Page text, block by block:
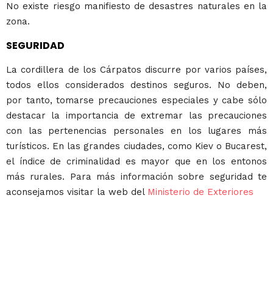
No existe riesgo manifiesto de desastres naturales en la
zona.
SEGURIDAD
La cordillera de los Cárpatos discurre por varios países,
todos ellos considerados destinos seguros. No deben,
por tanto, tomarse precauciones especiales y cabe sólo
destacar la importancia de extremar las precauciones
con las pertenencias personales en los lugares más
turísticos. En las grandes ciudades, como Kiev o Bucarest,
el índice de criminalidad es mayor que en los entonos
más rurales. Para más información sobre seguridad te
aconsejamos visitar la web del Ministerio de Exteriores